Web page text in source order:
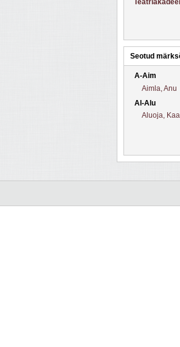
Seotud
A-Aim
Aimla, Anu
Al-Alu
Aluoja,